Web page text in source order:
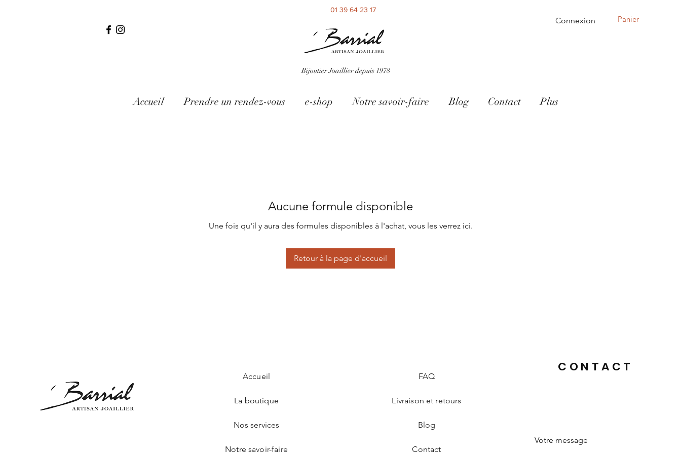
Panier
Connexion
01 39 64 23 17
Bijoutier Joaillier depuis 1978
Accueil Prendre un rendez-vous e-shop Notre savoir-faire Blog Contact Plus
Aucune formule disponible
Une fois qu'il y aura des formules disponibles à l'achat, vous les verrez ici.
Retour à la page d'accueil
Accueil
La boutique
Nos services
Notre savoir-faire
FAQ
Livraison et retours
Blog
Contact
CONTACT